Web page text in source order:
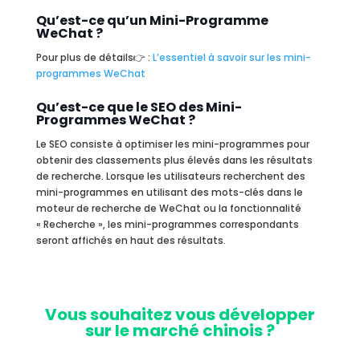
Qu’est-ce qu’un Mini-Programme
WeChat ?
Pour plus de détails👉 : L’essentiel à savoir sur les mini-
programmes WeChat
Qu’est-ce que le SEO des Mini-
Programmes WeChat ?
Le SEO consiste à optimiser les mini-programmes pour
obtenir des classements plus élevés dans les résultats
de recherche. Lorsque les utilisateurs recherchent des
mini-programmes en utilisant des mots-clés dans le
moteur de recherche de WeChat ou la fonctionnalité
« Recherche », les mini-programmes correspondants
seront affichés en haut des résultats.
Vous souhaitez vous développer
sur le marché chinois ?